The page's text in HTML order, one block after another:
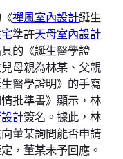
禪風室內設計誕生
準許天母室內設計
的《誕生醫學證
母親為林某、父親
醫學證明》的手寫
批準書》顯示，林
計簽名。據此，林
董某詢問能否申請
，董某未予回應。